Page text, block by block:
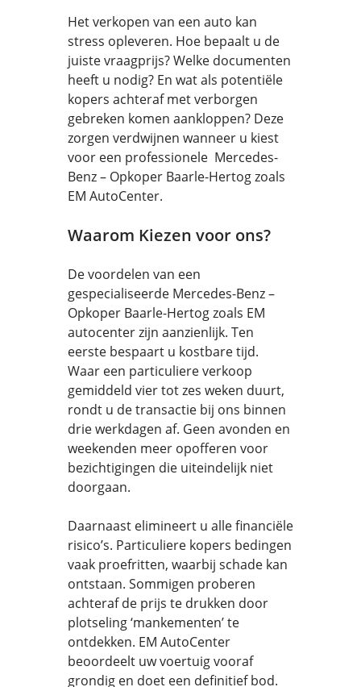
Het verkopen van een auto kan
stress opleveren. Hoe bepaalt u de
juiste vraagprijs? Welke documenten
heeft u nodig? En wat als potentiële
kopers achteraf met verborgen
gebreken komen aankloppen? Deze
zorgen verdwijnen wanneer u kiest
voor een professionele Mercedes-
Benz – Opkoper Baarle-Hertog zoals
EM AutoCenter.
Waarom Kiezen voor ons?
De voordelen van een
gespecialiseerde Mercedes-Benz –
Opkoper Baarle-Hertog zoals EM
autocenter zijn aanzienlijk. Ten
eerste bespaart u kostbare tijd.
Waar een particuliere verkoop
gemiddeld vier tot zes weken duurt,
rondt u de transactie bij ons binnen
drie werkdagen af. Geen avonden en
weekenden meer opofferen voor
bezichtigingen die uiteindelijk niet
doorgaan.
Daarnaast elimineert u alle financiële
risico’s. Particuliere kopers bedingen
vaak proefritten, waarbij schade kan
ontstaan. Sommigen proberen
achteraf de prijs te drukken door
plotseling ‘mankementen’ te
ontdekken. EM AutoCenter
beoordeelt uw voertuig vooraf
grondig en doet een definitief bod.